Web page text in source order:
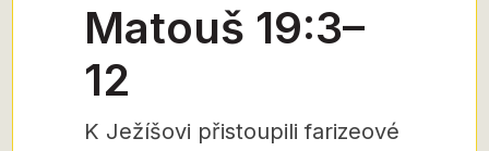
Matouš 19:3–
12
K Ježíšovi přistoupili farizeové